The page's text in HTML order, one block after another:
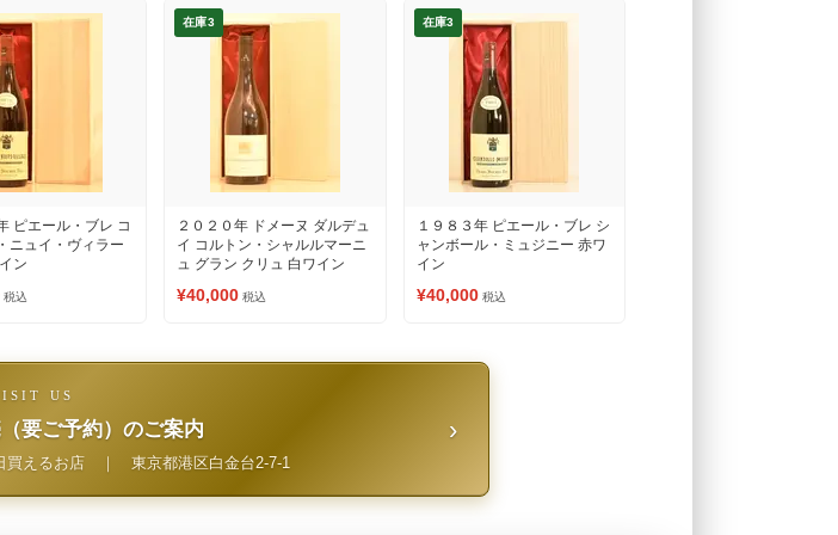
ピエール・ブレ コ
ニュイ・ヴィラー
ン
税込
在庫3
２０２０年 ドメーヌ ダルデュ
イ コルトン・シャルルマーニ
ュ グラン クリュ 白ワイン
¥40,000 税込
在庫3
１９８３年 ピエール・ブレ シ
ャンボール・ミュジニー 赤ワ
イン
¥40,000 税込
US
要ご予約）のご案内
買えるお店｜ 東京都港区白金台2-7-1
›